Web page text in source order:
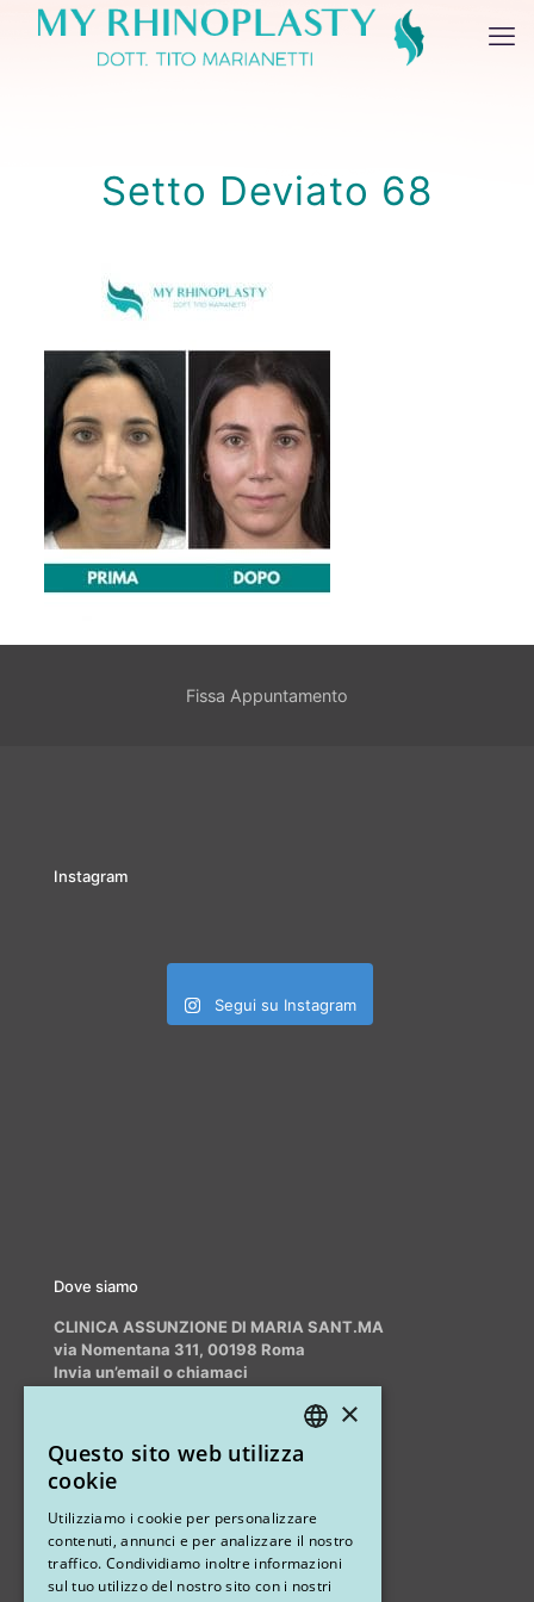
Setto Deviato 68
Fissa Appuntamento
Instagram
Segui su Instagram
Dove siamo
CLINICA ASSUNZIONE DI MARIA SANT.MA
via Nomentana 311, 00198 Roma
Invia un’email o chiamaci
Altri studi
STUDIO MARIANETTI MED
via Sandro Pertini 26, 67051 Avezzano (AQ)
×
Questo sito web utilizza
cookie
Utilizziamo i cookie per personalizzare
contenuti, annunci e per analizzare il nostro
traffico. Condividiamo inoltre informazioni
sul tuo utilizzo del nostro sito con i nostri